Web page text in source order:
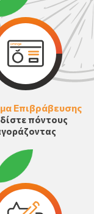
Επιβράβευσης
πόντους